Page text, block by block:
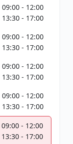
09:00 - 12:00
13:30 - 17:00
09:00 - 12:00
13:30 - 17:00
09:00 - 12:00
13:30 - 17:00
09:00 - 12:00
13:30 - 17:00
09:00 - 12:00
13:30 - 17:00